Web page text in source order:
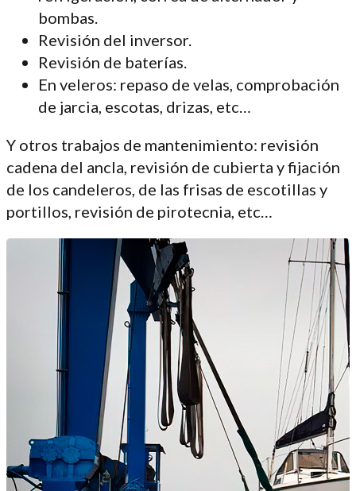
bombas.
Revisión del inversor.
Revisión de baterías.
En veleros: repaso de velas, comprobación
de jarcia, escotas, drizas, etc…
Y otros trabajos de mantenimiento: revisión
cadena del ancla, revisión de cubierta y fijación
de los candeleros, de las frisas de escotillas y
portillos, revisión de pirotecnia, etc…